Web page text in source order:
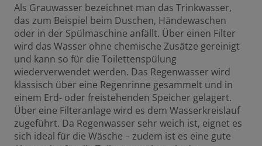
Als Grauwasser bezeichnet man das Trinkwasser,
das zum Beispiel beim Duschen, Händewaschen
oder in der Spülmaschine anfällt. Über einen Filter
wird das Wasser ohne chemische Zusätze gereinigt
und kann so für die Toilettenspülung
wiederverwendet werden. Das Regenwasser wird
klassisch über eine Regenrinne gesammelt und in
einem Erd- oder freistehenden Speicher gelagert.
Über eine Filteranlage wird es dem Wasserkreislauf
zugeführt. Da Regenwasser sehr weich ist, eignet es
sich ideal für die Wäsche – zudem ist es eine gute